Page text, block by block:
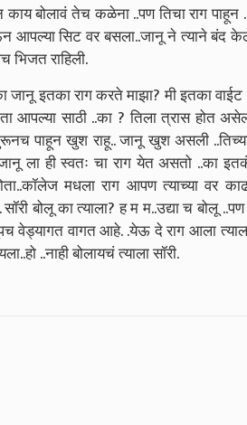
बोलावं तेच कळेना ..पण तिचा राग पाहून
आपल्या सिट वर बसला..जानू ने त्याने बंद
भिजत राहिली.
इतका राग करते माझा? मी इतका वाईट
आपल्या साठी ..का ? तिला त्रास होत
पाहून खुश राहू.. जानू खुश असली
ला ही स्वतः चा राग येत असतो ..का
मधला राग आपण त्याच्या वर
बोलू का त्याला? ह म म..उद्या च बोलू
वागत आहे. .येऊ दे राग आला
..नाही बोलायचं त्याला सॉरी.